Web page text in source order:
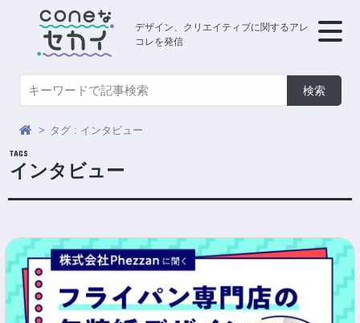
デザイン、クリエイティブに関するアレ
コレを発信
タグ : インタビュー
インタビュー